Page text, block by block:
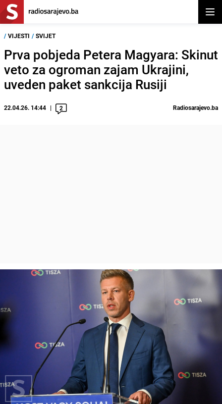
/ VIJESTI / SVIJET
Prva pobjeda Petera Magyara: Skinut
veto za ogroman zajam Ukrajini,
uveden paket sankcija Rusiji
22.04.26. 14:44 2 Radiosarajevo.ba